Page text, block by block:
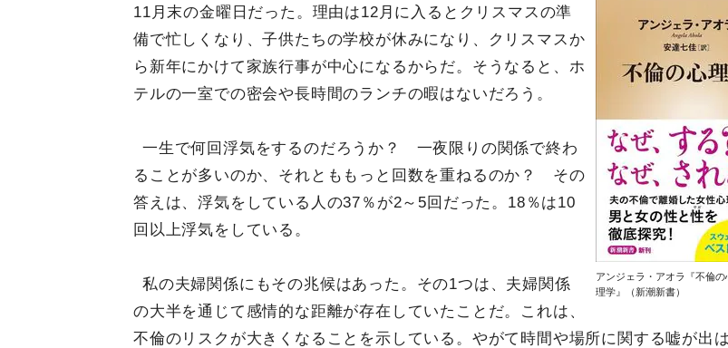
アンジェラ・アオラ『不倫の
理学』（新潮新書）
11月末の金曜日だった。理由は12月に入るとクリスマスの準
備で忙しくなり、子供たちの学校が休みになり、クリスマスか
ら新年にかけて家族行事が中心になるからだ。そうなると、ホ
テルの一室での密会や長時間のランチの暇はないだろう。
一生で何回浮気をするのだろうか？ 一夜限りの関係で終わ
ることが多いのか、それとももっと回数を重ねるのか？ その
答えは、浮気をしている人の37％が2～5回だった。18％は10
回以上浮気をしている。
私の夫婦関係にもその兆候はあった。その1つは、夫婦関係
の大半を通じて感情的な距離が存在していたことだ。これは、
不倫のリスクが大きくなることを示している。やがて時間や場所に関する嘘が出